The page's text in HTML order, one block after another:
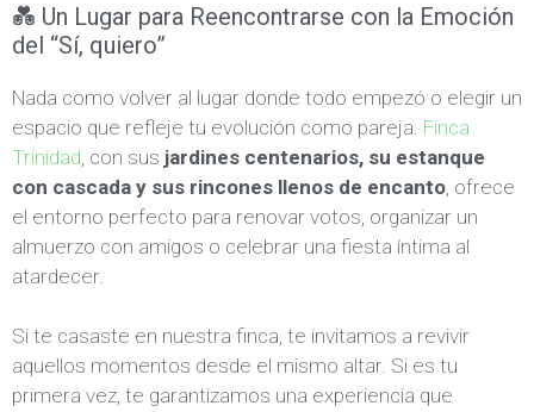
💑 Un Lugar para Reencontrarse con la Emoción
del “Sí, quiero”
Nada como volver al lugar donde todo empezó o elegir un
espacio que refleje tu evolución como pareja. Finca
Trinidad , con sus jardines centenarios, su estanque
con cascada y sus rincones llenos de encanto , ofrece
el entorno perfecto para renovar votos, organizar un
almuerzo con amigos o celebrar una fiesta íntima al
atardecer.
Si te casaste en nuestra finca, te invitamos a revivir
aquellos momentos desde el mismo altar. Si es tu
primera vez, te garantizamos una experiencia que